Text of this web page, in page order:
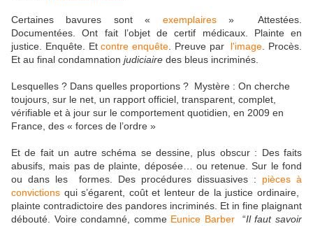
Certaines bavures sont « exemplaires» Attestées.
Documentées. Ont fait l’objet de certif médicaux. Plainte en
justice. Enquête. Etcontre enquête . Preuve par l'image . Procès.
Et au final condamnation judiciaire des bleus incriminés.
Lesquelles ? Dans quelles proportions ? Mystère : On cherche
toujours, sur le net, un rapport officiel, transparent, complet,
vérifiable et à jour sur le comportement quotidien, en 2009 en
France, des « forces de l’ordre »
Et de fait un autre schéma se dessine, plus obscur : Des faits
abusifs, mais pas de plainte, déposée… ou retenue. Sur le fond
ou dans les formes. Des procédures dissuasives : pièces à
convictions qui s’égarent, coût et lenteur de la justice ordinaire,
plainte contradictoire des pandores incriminés. Et in fine plaignant
débouté. Voire condamné, comme Eunice Barber“Il faut savoir